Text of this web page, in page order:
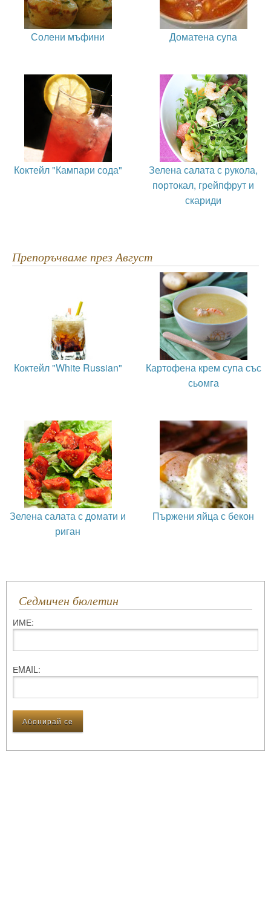
Солени мъфини Доматена супа
Коктейл "Кампари сода"
Зелена салата с рукола,
портокал, грейпфрут и
скариди
Препоръчваме през Август
Коктейл "White Russian"
Картофена крем супа със
сьомга
Зелена салата с домати и
риган
Пържени яйца с бекон
Седмичен бюлетин
ИМЕ:
ЕMAIL: